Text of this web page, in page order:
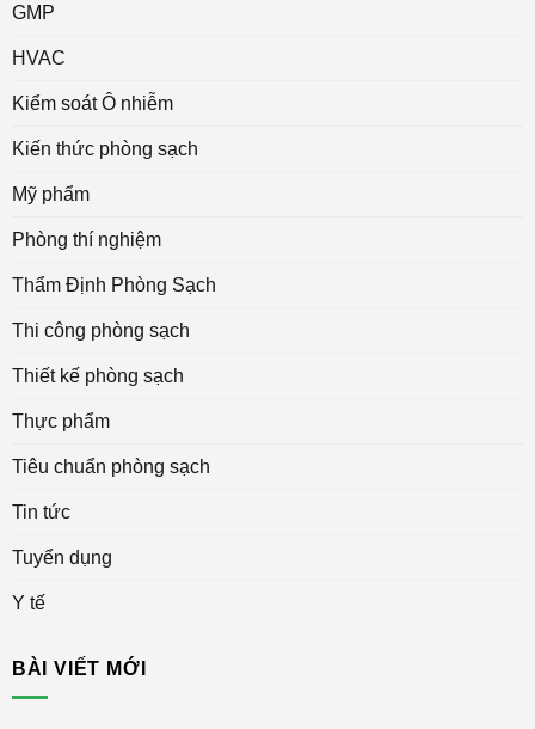
GMP
HVAC
Kiểm soát Ô nhiễm
Kiến thức phòng sạch
Mỹ phẩm
Phòng thí nghiệm
Thẩm Định Phòng Sạch
Thi công phòng sạch
Thiết kế phòng sạch
Thực phẩm
Tiêu chuẩn phòng sạch
Tin tức
Tuyển dụng
Y tế
BÀI VIẾT MỚI